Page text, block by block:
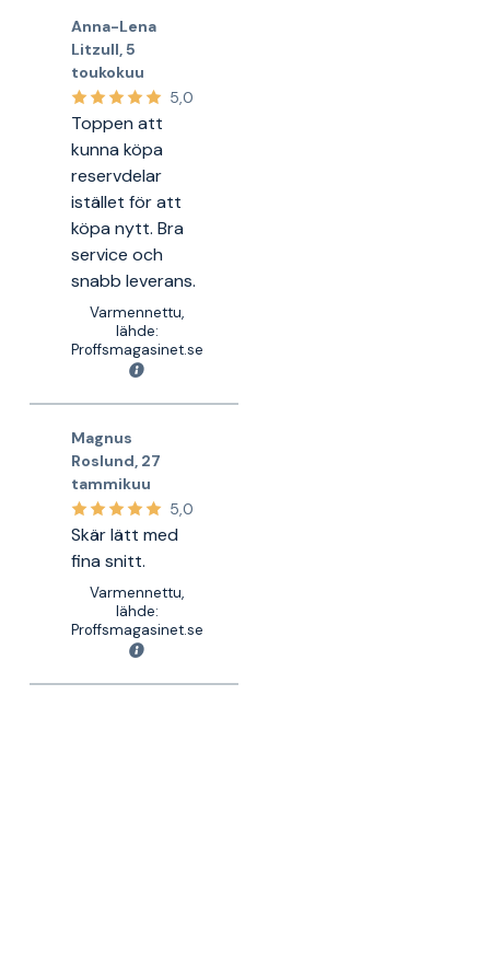
Anna-Lena
Litzull, 5
toukokuu
5,0
Toppen att
kunna köpa
reservdelar
istället för att
köpa nytt. Bra
service och
snabb leverans.
Varmennettu,
lähde:
Proffsmagasinet.se
Magnus
Roslund, 27
tammikuu
5,0
Skär lätt med
fina snitt.
Varmennettu,
lähde:
Proffsmagasinet.se